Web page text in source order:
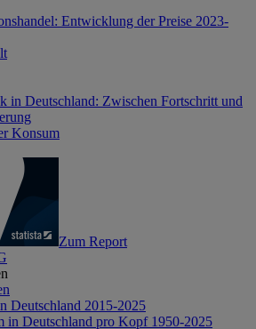
Entwicklung der Preise 2023-
in Deutschland: Zwischen Fortschritt und
Konsum
Zum Report
Deutschland 2015-2025
in Deutschland pro Kopf 1950-2025